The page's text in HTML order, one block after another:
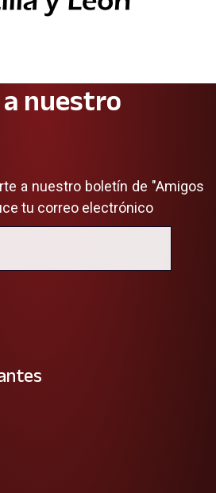
nuestro
a nuestro boletín de "Amigos
tu correo electrónico